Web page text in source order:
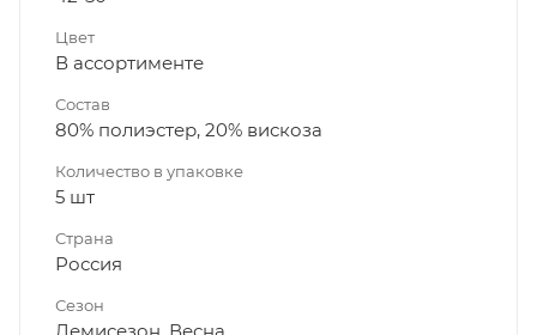
Цвет
В ассортименте
Состав
80% полиэстер, 20% вискоза
Количество в упаковке
5 шт
Страна
Россия
Сезон